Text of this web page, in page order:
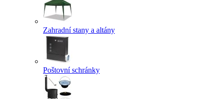
Zahradní stany a altány
Poštovní schránky